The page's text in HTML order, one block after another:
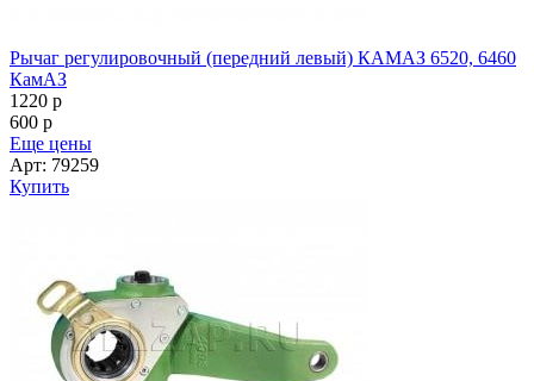
Рычаг регулировочный (передний левый) КАМАЗ 6520, 6460
КамАЗ
1220 p
600 p
Еще цены
Арт: 79259
Купить